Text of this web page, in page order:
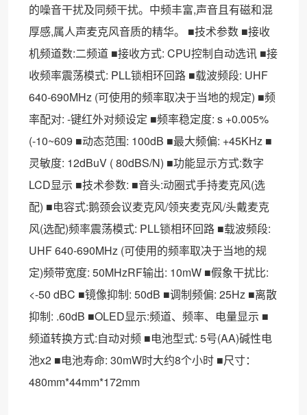
的噪音干扰及同频干扰。中频丰富,声音且有磁和混
厚感,属人声麦克风音质的精华。 ■技术参数 ■接收
机频道数:二频道 ■接收方式: CPU控制自动选讯 ■接
收频率震荡模式: PLL锁相环回路 ■载波频段: UHF
640-690MHz (可使用的频率取决于当地的规定) ■频
率配对: -键红外对频设定 ■频率稳定度: s +0.005%
(-10~609 ■动态范围: 100dB ■最大频偏: +45KHz ■
灵敏度: 12dBuV ( 80dBS/N) ■功能显示方式:数字
LCD显示 ■技术参数: ■音头:动圈式手持麦克风(选
配) ■电容式:鹅颈会议麦克风/领夹麦克风/头戴麦克
风(选配)频率震荡模式: PLL锁相环回路 ■载波频段:
UHF 640-690MHz (可使用的频率取决于当地的规
定)频带宽度: 50MHzRF输出: 10mW ■假象干扰比:
<-50 dBC ■镜像抑制: 50dB ■调制频偏: 25Hz ■离散
抑制: .60dB ■OLED显示:频道、频率、电量显示 ■
频道转换方式:自动对频 ■电池型式: 5号(AA)碱性电
池x2 ■电池寿命: 30mW时大约8个小时 ■尺寸：
480mm*44mm*172mm